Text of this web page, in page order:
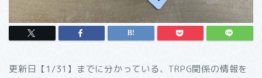
更新日【1/31】までに分かっている、TRPG関係の情報を